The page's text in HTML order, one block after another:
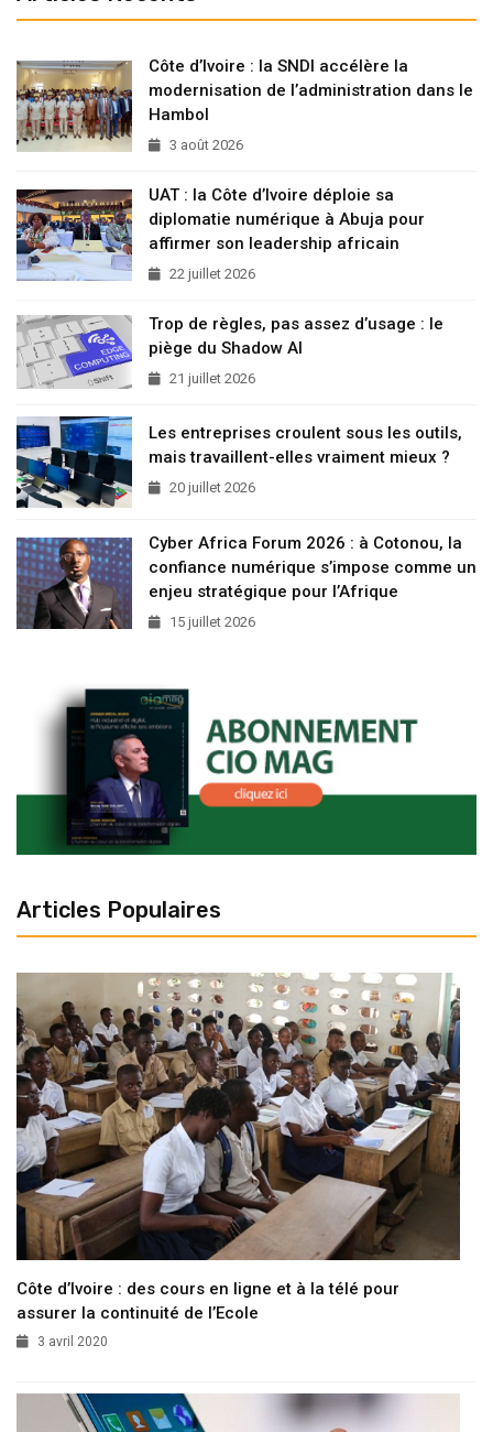
Côte d’Ivoire : la SNDI accélère la
modernisation de l’administration dans le
Hambol
3 août 2026
UAT : la Côte d’Ivoire déploie sa
diplomatie numérique à Abuja pour
affirmer son leadership africain
22 juillet 2026
Trop de règles, pas assez d’usage : le
piège du Shadow AI
21 juillet 2026
Les entreprises croulent sous les outils,
mais travaillent-elles vraiment mieux ?
20 juillet 2026
Cyber Africa Forum 2026 : à Cotonou, la
confiance numérique s’impose comme un
enjeu stratégique pour l’Afrique
15 juillet 2026
Articles Populaires
Côte d’Ivoire : des cours en ligne et à la télé pour
assurer la continuité de l’Ecole
3 avril 2020